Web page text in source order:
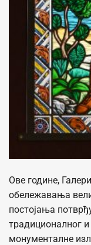
Ове године,
обележавања
постојања
традиционалног
монументалне